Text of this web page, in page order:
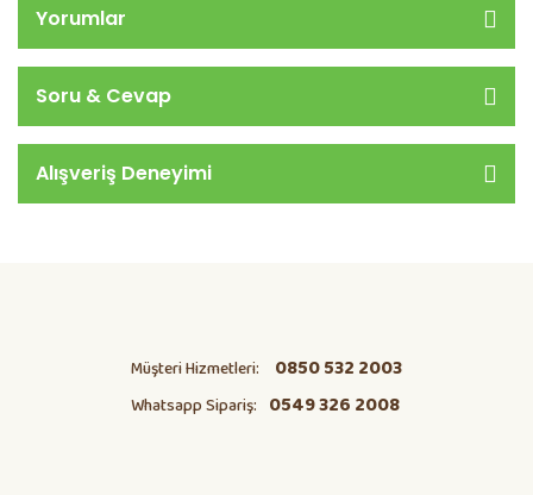
Yorumlar
Soru & Cevap
Alışveriş Deneyimi
Müşteri Hizmetleri: 0850 532 2003
Whatsapp Sipariş: 0549 326 2008